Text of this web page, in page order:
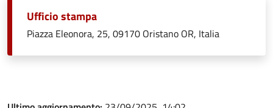
Ufficio stampa
Piazza Eleonora, 25, 09170 Oristano OR, Italia